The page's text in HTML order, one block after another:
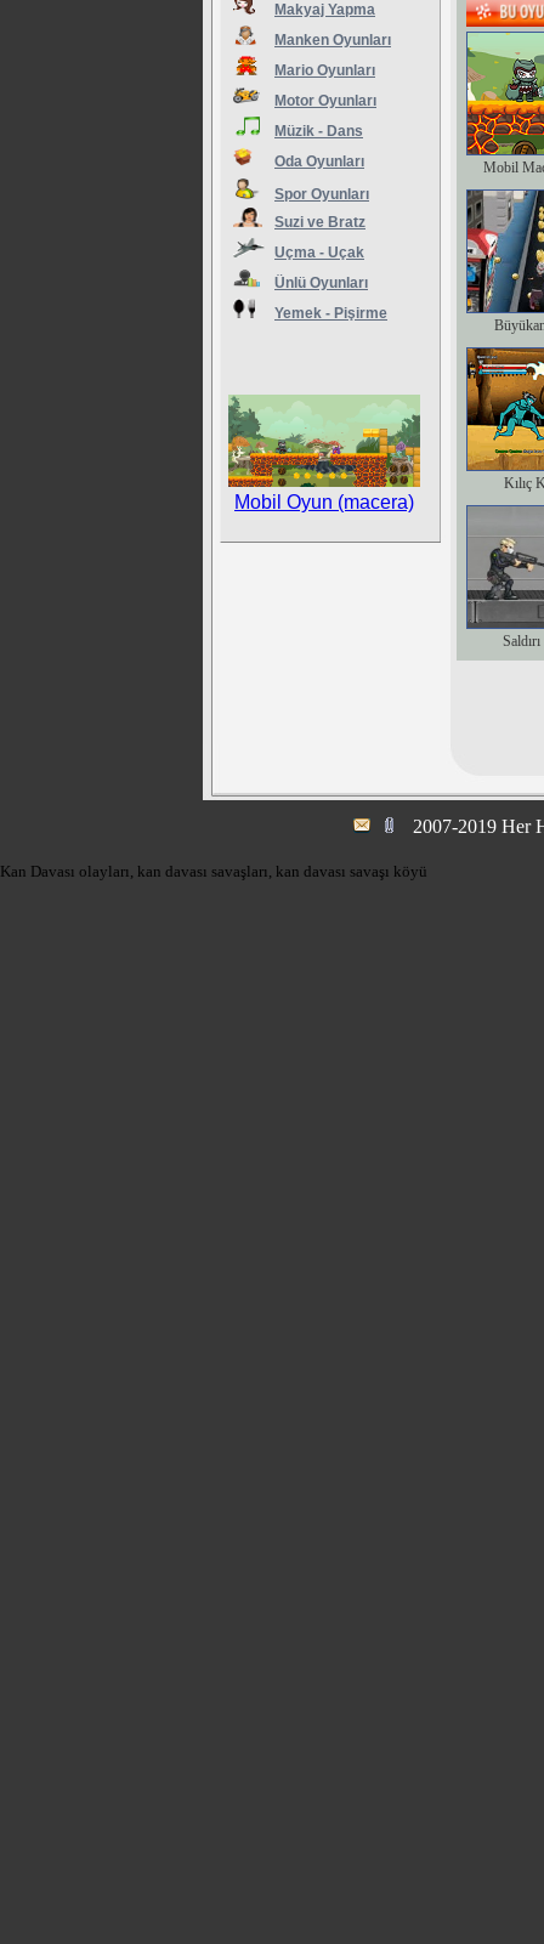
Makyaj Yapma
Manken Oyunları
Mario Oyunları
Motor Oyunları
Müzik - Dans
Oda Oyunları
Spor Oyunları
Suzi ve Bratz
Uçma - Uçak
Ünlü Oyunları
Yemek - Pişirme
Mobil Oyun (macera)
Mobil
Kılıç
2007-2019 Her
Kan Davası olayları, kan davası savaşları, kan davası savaşı köyü